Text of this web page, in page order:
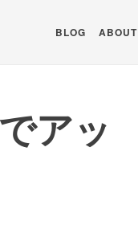
BLOG ABOUT
アッ